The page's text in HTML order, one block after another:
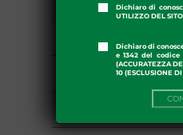
Dichiaro di
UTILIZZO DEL
Dichiaro di
e 1342 del
(ACCURATEZZA
10 (ESCLUSIONE
CONSULENTI E
ATTIVITÀ E
PERFORMANCE